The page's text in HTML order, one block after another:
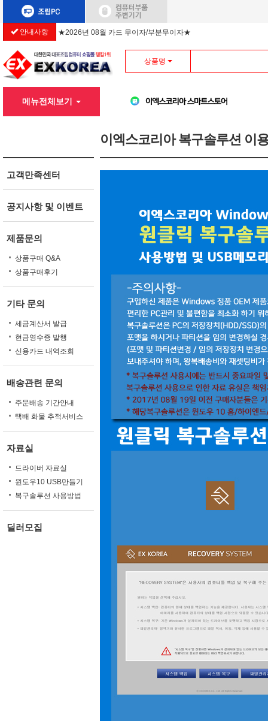
안내사항 ★2026년 08월 카드 무이자/부분무이자★
상품명
메뉴전체보기
고객만족센터
공지사항 및 이벤트
제품문의
상품구매 Q&A
상품구매후기
기타 문의
세금계산서 발급
현금영수증 발행
신용카드 내역조회
배송관련 문의
주문배송 기간안내
택배 화물 추적서비스
자료실
드라이버 자료실
윈도우10 USB만들기
복구솔루션 사용방법
딜러모집
이엑스코리아 복구솔루션 이